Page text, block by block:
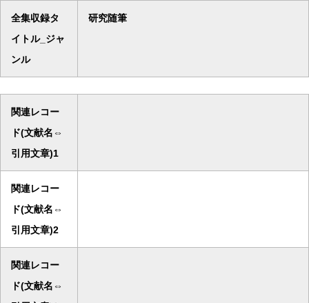
全集収録タ
イトル_ジャ
ンル
研究随筆
関連レコー
ド(文献名⇔
引用文章)1
関連レコー
ド(文献名⇔
引用文章)2
関連レコー
ド(文献名⇔